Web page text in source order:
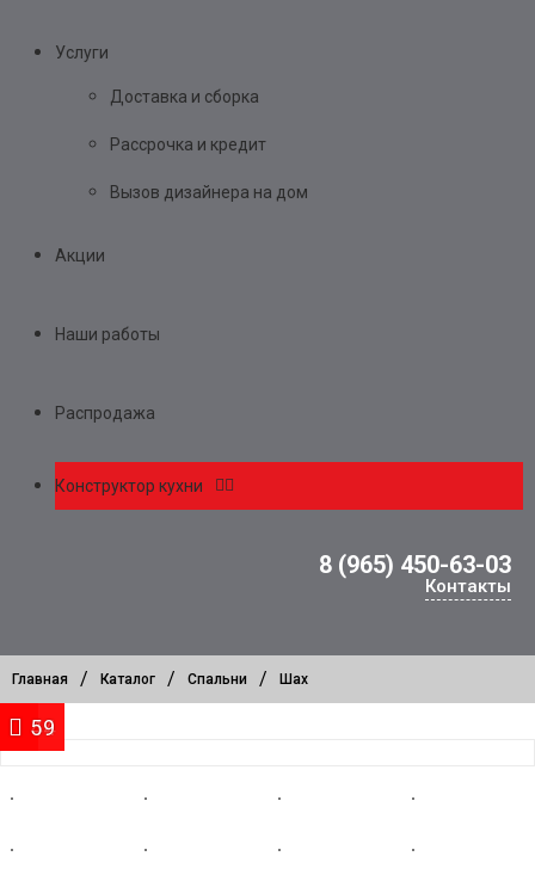
Услуги
Доставка и сборка
Рассрочка и кредит
Вызов дизайнера на дом
Акции
Наши работы
Распродажа
Конструктор кухни
8 (965) 450-63-03
Контакты
Главная / Каталог / Спальни / Шах
44
59